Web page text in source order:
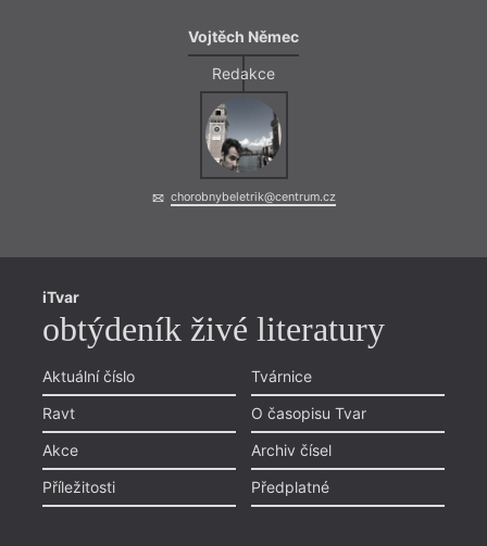
Vojtěch Němec
Redakce
chorobnybeletrik@centrum.cz
iTvar
obtýdeník živé literatury
Aktuální číslo
Ravt
Akce
Příležitosti
Tvárnice
O časopisu Tvar
Archiv čísel
Předplatné